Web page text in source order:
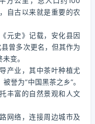
自古以来就是重要的农
元史》记载，安化县因
曾多次更名，但其作为
变。
产业，其中茶叶种植尤
誉为“中国黑茶之乡”。
丰富的自然景观和人文
网络，连接周边城市及